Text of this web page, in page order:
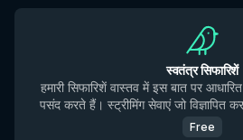
स्वतंत्र सिफारिशें
हमारी सिफारिशें वास्तव में इस बात पर
पसंद करते हैं। स्ट्रीमिंग सेवाएं जो विज्ञापित
Free